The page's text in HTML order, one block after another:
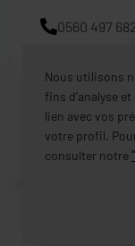
0560 497 682
Nous utilisons
fins d’analyse
lien avec vos
votre profil.
consulter notre